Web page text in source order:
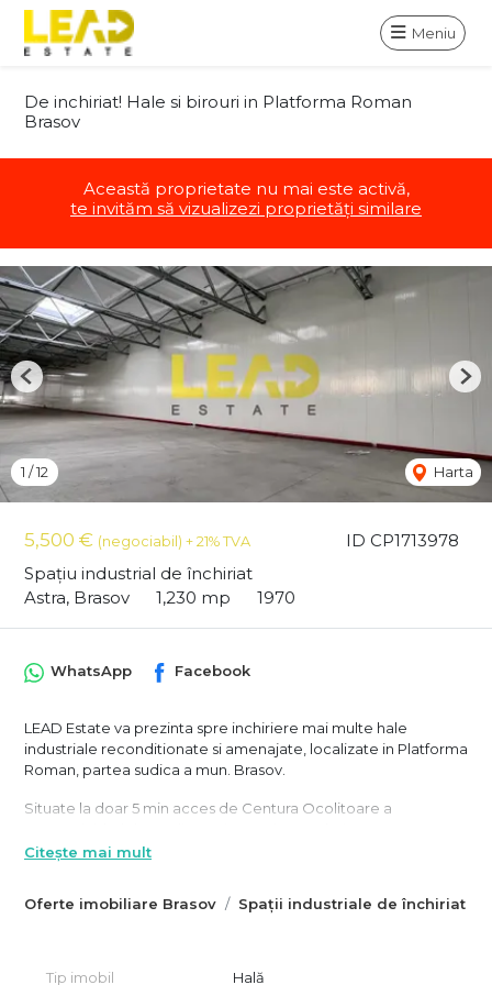
Meniu
De inchiriat! Hale si birouri in Platforma Roman
Brasov
Această proprietate nu mai este activă,
te invităm să vizualizezi proprietăți similare
ID CP1713978
5,500 € (negociabil) + 21% TVA
Spațiu industrial de închiriat
Astra, Brasov
1,230 mp 1970
1 /12 Harta
Previous
Oferte imobiliare Brasov Spații industriale de închiriat
WhatsApp Facebook
LEAD Estate va prezinta spre inchiriere mai multe hale
industriale reconditionate si amenajate, localizate in Platforma
Roman, partea sudica a mun. Brasov.
Situate la doar 5 min acces de Centura Ocolitoare a
lungime si 8 m inaltime. Accesul se face atat pietonal cat si
- ferme metalice de rezistenta pe latimea halei;
Citește mai mult
Tip imobil Hală